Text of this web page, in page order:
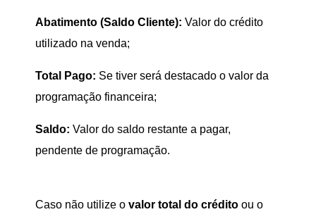
Abatimento (Saldo Cliente): Valor do crédito
utilizado na venda;
Total Pago: Se tiver será destacado o valor da
programação financeira;
Saldo: Valor do saldo restante a pagar,
pendente de programação.
Caso não utilize o valor total do crédito ou o